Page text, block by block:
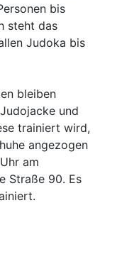
bis
steht das
Judoka bis
bleiben
und
trainiert wird,
angezogen
am
Straße 90. Es